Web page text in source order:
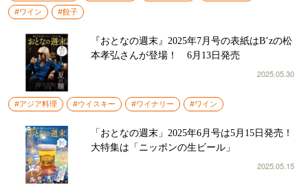
#ワイン #餃子
『おとなの週末』2025年7月号の表紙はB’zの松
本孝弘さんが登場！ 6月13日発売
2025.05.30
#アジア料理 #ウイスキー #ワイナリー #ワイン
「おとなの週末」2025年6月号は5月15日発売！
大特集は「ニッポンの生ビール」
2025.05.15